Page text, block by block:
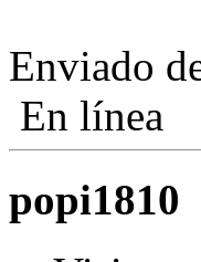
Enviado
En línea
popi1810